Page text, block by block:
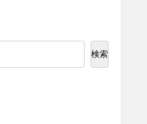
検索